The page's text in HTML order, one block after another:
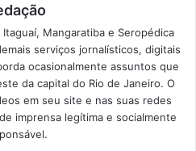
Mangaratiba e Seropédica
serviços jornalísticos, digitais
ocasionalmente assuntos que
da capital do Rio de Janeiro. O
em seu site e nas suas redes
imprensa legítima e socialmente